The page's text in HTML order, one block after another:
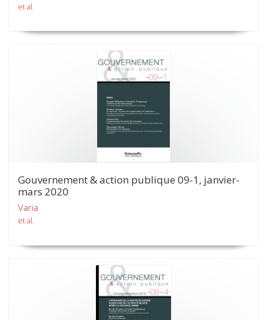
et al.
Gouvernement & action publique 09-1, janvier-
mars 2020
Varia
et al.